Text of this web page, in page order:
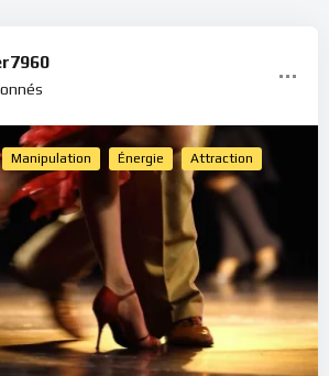
Manipulation Énergie Attraction